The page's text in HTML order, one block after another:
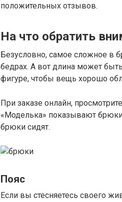
положительных отзывов.
На что обратить
Безусловно, самое сложное в
бедрах. А вот длина может
фигуре, чтобы вещь хорошо
При заказе онлайн,
«Моделька» показывают
брюки сидят.
Пояс
Если вы стесняетесь своего